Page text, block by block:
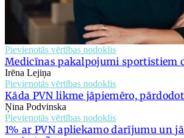
Pievienotās vērtības nodoklis
Medicīnas pakalpojumi sportistiem
Irēna Lejiņa
Pievienotās vērtības nodoklis
Kāda PVN likme jāpiemēro,
Ņina Podvinska
Pievienotās vērtības nodoklis
1% ar PVN apliekamo darījumu un